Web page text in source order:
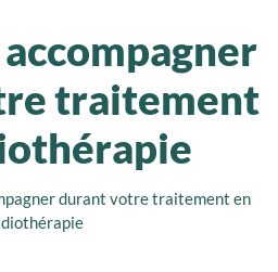
traitement
durant votre traitement en